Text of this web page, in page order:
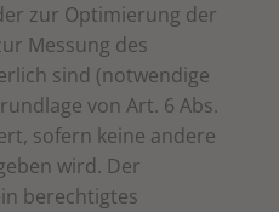
zur Optimierung der
Messung des
sind (notwendige
von Art. 6 Abs.
sofern keine andere
wird. Der
berechtigtes